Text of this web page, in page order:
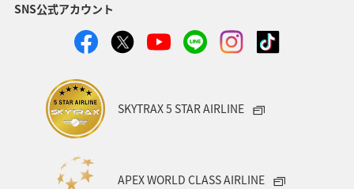
SNS公式アカウント
SKYTRAX 5 STAR AIRLINE
APEX WORLD CLASS AIRLINE